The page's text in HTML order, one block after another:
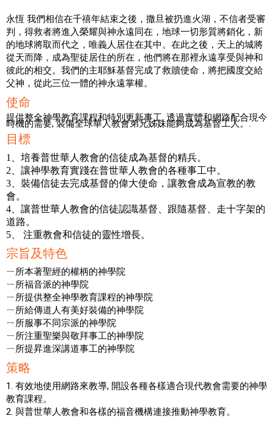
永恆 我們相信在千禧年結束之後，撒旦被扔進火湖，不信者受審
判，得救者將進入榮耀與神永遠同在，地球一切形質將銷化，新
的地球將取而代之，唯義人居住在其中。在此之後，天上的城將
從天而降，成為聖徒居住的所在，他們將在那裡永遠享受與神和
彼此的相交。我們的主耶穌基督完成了救贖使命，將把國度交給
父神，從此三位一體的神永遠掌權。
使命
提供整全神學教育課程和特別更新事工, 透過實體和網路配合現今
時機的需要, 裝備全球華人教會弟兄姊妹能夠成為基督工人。.
目標
1、培養普世華人教會的信徒成為基督的精兵。
2、讓神學教育實踐在普世華人教會的各種事工中。
3、裝備信徒去完成基督的偉大使命，讓教會成為宣教的教
會。
4、讓普世華人教會的信徒認識基督、跟隨基督、走十字架的
道路。
5、 注重教會和信徒的靈性增長。
宗旨及特色
ㄧ所本著聖經的權柄的神學院
ㄧ所福音派的神學院
ㄧ所提供整全神學教育課程的神學院
ㄧ所給傳道人有美好裝備的神學院
ㄧ所服事不同宗派的神學院
ㄧ所注重聖樂與敬拜事工的神學院
ㄧ所提昇進深講道事工的神學院
策略
1. 有效地使用網路來教導, 開設各種各樣適合現代教會需要的神學
教育課程。
2. 與普世華人教會和各樣的福音機構連接推動神學教育。